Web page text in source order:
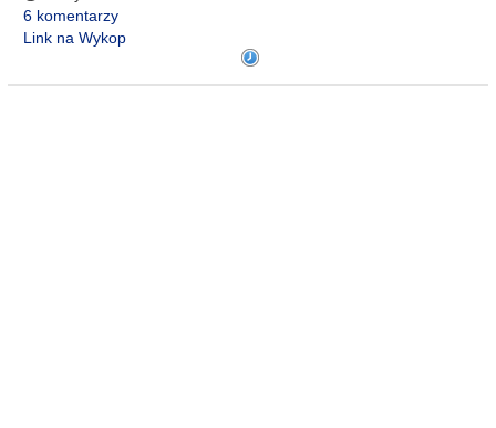
6 komentarzy
Link na Wykop